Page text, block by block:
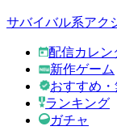
サバイバル系アク
配信カレン
新作ゲーム
おすすめ・
ランキング
ガチャ